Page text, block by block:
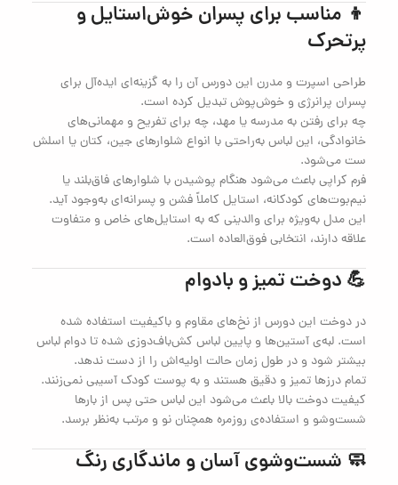
👦 مناسب برای پسران خوش‌استایل و
پرتحرک
طراحی اسپرت و مدرن این دورس آن را به گزینه‌ای ایده‌آل برای
پسران پرانرژی و خوش‌پوش تبدیل کرده است.
چه برای رفتن به مدرسه یا مهد، چه برای تفریح و مهمانی‌های
خانوادگی، این لباس به‌راحتی با انواع شلوارهای جین، کتان یا اسلش
ست می‌شود.
فرم کراپی باعث می‌شود هنگام پوشیدن با شلوارهای فاق‌بلند یا
نیم‌بوت‌های کودکانه، استایل کاملاً فشن و پسرانه‌ای به‌وجود آید.
این مدل به‌ویژه برای والدینی که به استایل‌های خاص و متفاوت
علاقه دارند، انتخابی فوق‌العاده است.
💪 دوخت تمیز و بادوام
در دوخت این دورس از نخ‌های مقاوم و باکیفیت استفاده شده
است. لبه‌ی آستین‌ها و پایین لباس کش‌باف‌دوزی شده تا دوام لباس
بیشتر شود و در طول زمان حالت اولیه‌اش را از دست ندهد.
تمام درزها تمیز و دقیق هستند و به پوست کودک آسیبی نمی‌زنند.
کیفیت دوخت بالا باعث می‌شود این لباس حتی پس از بارها
شست‌وشو و استفاده‌ی روزمره همچنان نو و مرتب به‌نظر برسد.
🧼 شست‌وشوی آسان و ماندگاری رنگ